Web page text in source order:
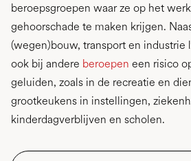
beroepsgroepen waar ze op het
gehoorschade te maken krijgen.
(wegen)bouw, transport en industrie
ook bij andere beroepen een risico
geluiden, zoals in de recreatie en
grootkeukens in instellingen,
kinderdagverblijven en scholen.